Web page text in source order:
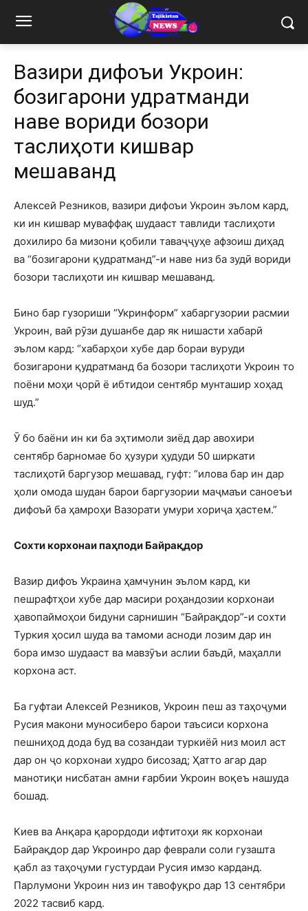
Вазири дифоъи Укроин:
бозигарони қудратманди
наве вориди бозори
таслиҳоти кишвар
мешаванд
Алексей Резников, вазири дифоъи Укроин эълом кард,
ки ин кишвар муваффақ шудааст тавлиди таслиҳоти
дохилиро ба мизони қобили таваҷҷуҳе афзоиш диҳад
ва “бозигарони қудратманд”-и наве низ ба зудӣ вориди
бозори таслиҳоти ин кишвар мешаванд.
Бино бар гузориши “Укринформ” хабаргузории расмии
Укроин, вай рӯзи душанбе дар як нишасти хабарӣ
эълом кард: “хабарҳои хубе дар бораи вуруди
бозигарони қудратманд ба бозори таслиҳоти Укроин то
поёни моҳи ҷорӣ ё ибтидои сентябр мунташир хоҳад
шуд.”
Ӯ бо баёни ин ки ба эҳтимоли зиёд дар авохири
сентябр барномае бо ҳузури ҳудуди 50 ширкати
таслиҳотӣ баргузор мешавад, гуфт: “илова бар ин дар
ҳоли омода шудан барои баргузории маҷмаъи саноеъи
дифоъӣ ба ҳамроҳи Вазорати умури хориҷа ҳастем.”
Сохти корхонаи паҳподи Байрақдор
Вазир дифоъ Украина ҳамчунин эълом кард, ки
пешрафтҳои хубе дар масири роҳандозии корхонаи
ҳавопаймоҳои бидуни сарнишин “Байрақдор”-и сохти
Туркия ҳосил шуда ва тамоми асноди лозим дар ин
бора имзо шудааст ва мавзӯъи аслии баъдӣ, маҳалли
корхона аст.
Ба гуфтаи Алексей Резников, Укроин пеш аз таҳоҷуми
Русия макони муносиберо барои таъсиси корхона
пешниҳод дода буд ва созандаи туркиёӣ низ моил аст
дар он ҷо корхонаи худро бисозад; Ҳатто агар дар
манотиқи нисбатан амни ғарбии Укроин воқеъ нашуда
бошад.
Киев ва Анқара қарордоди ифтитоҳи як корхонаи
Байрақдор дар Укроинро дар феврали соли гузашта
қабл аз таҳоҷуми густурдаи Русия имзо карданд.
Парлумони Укроин низ ин тавофуқро дар 13 сентябри
2022 тасвиб кард.